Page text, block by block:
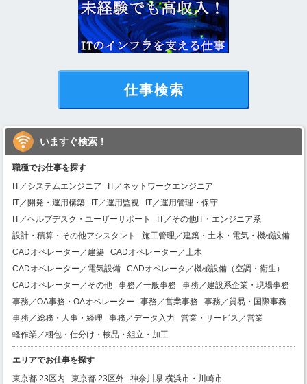
仕事検索
いますぐ検索！
職種でお仕事を探す
IT／システムエンジニア
IT／ネットワークエンジニア
IT／開発・運用構築
IT／運用監視
IT／運用管理・保守
IT／ヘルプデスク・ユーザーサポート
IT／その他IT・エンジニア系
設計・積算・その他アシスタント
施工管理／建築・土木・電気・機械設備
CADオペレーター／建築
CADオペレーター／土木
CADオペレーター／電気設備
CADオペレータ／機械設備（空調・衛生）
CADオペレーター／その他
事務／一般事務
事務／建設系企業・現場事務
事務／OA事務・OAオペレーター
事務／営業事務
事務／貿易・国際事務
事務／総務・人事・経理
事務／データ入力
営業・サービス／営業
軽作業／梱包・仕分け・検品・組立・加工
エリアでお仕事を探す
東京都 23区内
東京都 23区外 神奈川県 横浜市・川崎市